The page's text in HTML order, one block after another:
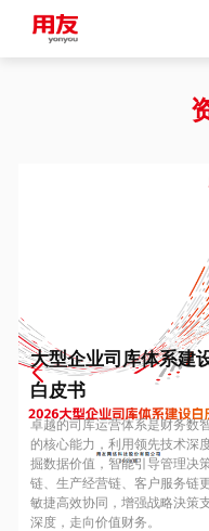
Europe
Hungary
Hong Kong
大型企业司库体系建
白皮书
卓越的司库运营体系是财务数
的核心能力，利用领先技术深
掘数据价值，智能引导管理决
链、生产经营链、客户服务链
敏捷高效协同，增强战略決策
深度，走向价值财务。